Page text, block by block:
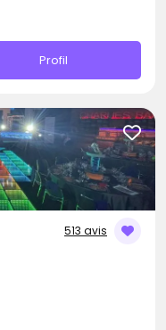
Profil
513 avis